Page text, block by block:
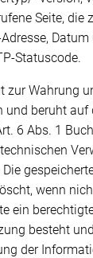
Seite, die
Adresse,
Statuscode.
zur Wahrung
und beruht auf
6 Abs. 1
wenn
ein
besteht
der